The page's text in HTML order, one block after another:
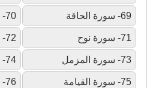
69- سورة الحاقة 70- سورة المعارج
71- سورة نوح 72- سورة الجن
73- سورة المزمل 74- سورة المدثر
75- سورة القيامة 76- سورة الإنسان